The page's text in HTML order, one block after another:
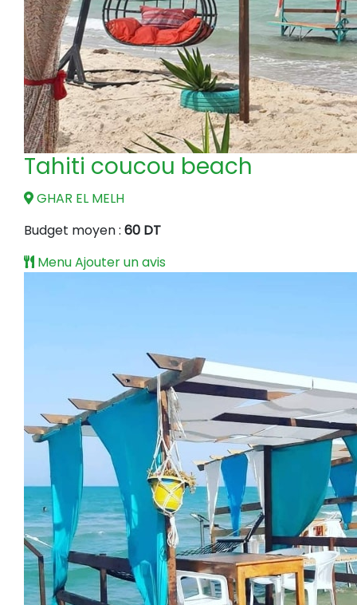
Tahiti coucou beach
GHAR EL MELH
Budget moyen : 60 DT
MenuAjouter un avis